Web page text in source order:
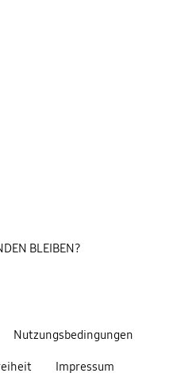
Nutzungsbedingungen
Impressum
BLEIBEN?